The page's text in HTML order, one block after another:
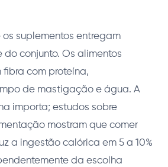
suplementos entregam
conjunto. Os alimentos
com proteína,
de mastigação e água. A
importa; estudos sobre
mostram que comer
a ingestão calórica em 5 a 10%
da escolha